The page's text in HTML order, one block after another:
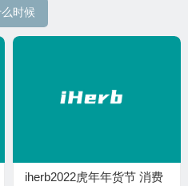
时候
iherb2022虎年年货节 消费